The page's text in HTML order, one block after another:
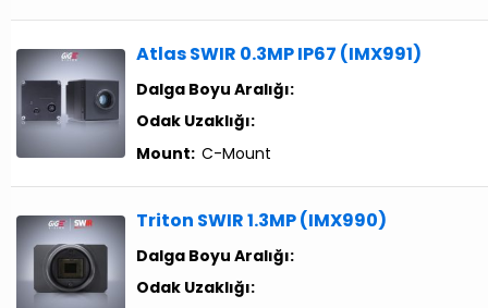
Atlas SWIR 0.3MP IP67 (IMX991)
Dalga Boyu Aralığı:
Odak Uzaklığı:
Mount: C-Mount
Triton SWIR 1.3MP (IMX990)
Dalga Boyu Aralığı:
Odak Uzaklığı: